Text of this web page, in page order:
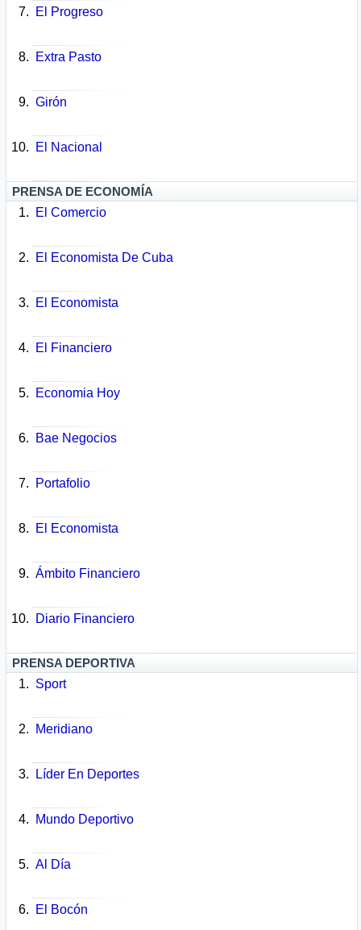
El Progreso
Extra Pasto
Girón
El Nacional
PRENSA DE ECONOMÍA
El Comercio
El Economista De Cuba
El Economista
El Financiero
Economia Hoy
Bae Negocios
Portafolio
El Economista
Ámbito Financiero
Diario Financiero
PRENSA DEPORTIVA
Sport
Meridiano
Líder En Deportes
Mundo Deportivo
Al Día
El Bocón